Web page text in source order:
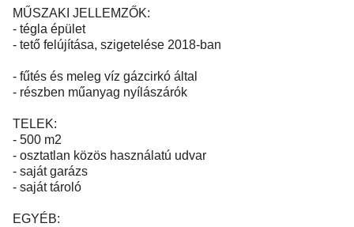
MŰSZAKI JELLEMZŐK:
- tégla épület
- tető felújítása, szigetelése 2018-ban
- fűtés és meleg víz gázcirkó által
- részben műanyag nyílászárók
TELEK:
- 500 m2
- osztatlan közös használatú udvar
- saját garázs
- saját tároló
EGYÉB: